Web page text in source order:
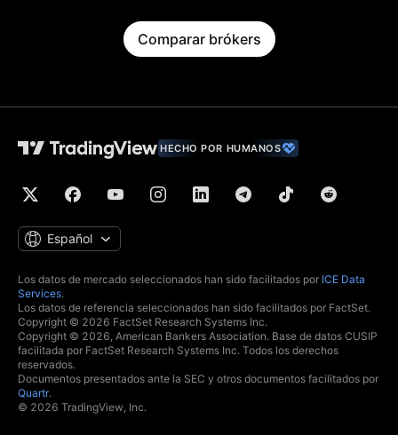
Comparar brókers
HECHO POR HUMANOS
Español
Los datos de mercado seleccionados han sido facilitados por ICE Data
Services.
Los datos de referencia seleccionados han sido facilitados por FactSet.
Copyright © 2026 FactSet Research Systems Inc.
Copyright © 2026, American Bankers Association. Base de datos CUSIP
facilitada por FactSet Research Systems Inc. Todos los derechos
reservados.
Documentos presentados ante la SEC y otros documentos facilitados por
Quartr.
© 2026 TradingView, Inc.